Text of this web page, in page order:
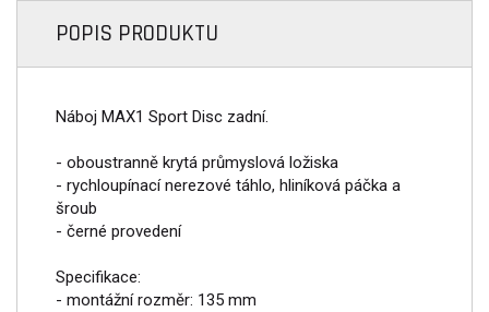
POPIS PRODUKTU
Náboj MAX1 Sport Disc zadní.
- oboustranně krytá průmyslová ložiska
- rychloupínací nerezové táhlo, hliníková páčka a
šroub
- černé provedení
Specifikace:
- montážní rozměr: 135 mm